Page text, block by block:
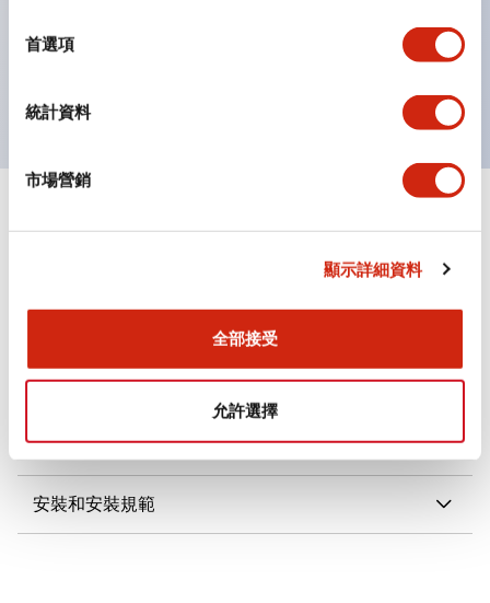
首選項
統計資料
市場營銷
顯示詳細資料
全部接受
允許選擇
符合 ISO 3864-4 安全色規範：在危險或緊急狀況下，
+
電氣規範（額定照明部分）
環境規範
機械規格
安裝和安裝規範